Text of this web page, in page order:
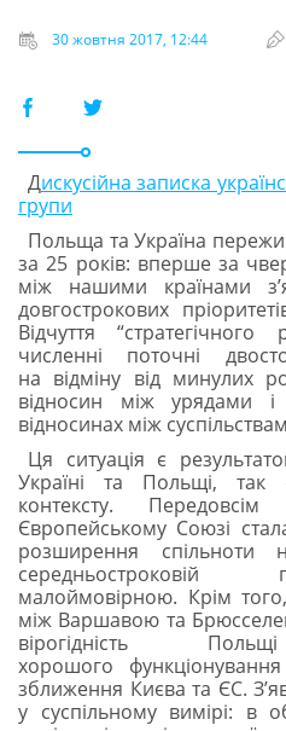
30 жовтня 2017, 12:44
Дискусійна записка
групи
Польща та Україна
за 25 років: вперше за
між нашими країнами
довгострокових
Відчуття
численні поточні
на відміну від минулих
відносин між урядами і
відносинах між
Ця ситуація є
Україні та Польщі, так
контексту.
Європейському Союзі
розширення
середньостроковій
малоймовірною. Крім
між Варшавою та
вірогідність
хорошого
зближення Києва та ЄС.
у суспільному вимірі: в